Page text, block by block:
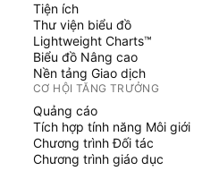
Tiện ích
Thư viện biểu đồ
Lightweight Charts™
Biểu đồ Nâng cao
Nền tảng Giao dịch
CƠ HỘI TĂNG TRƯỞNG
Quảng cáo
Tích hợp tính năng Môi giới
Chương trình Đối tác
Chương trình giáo dục